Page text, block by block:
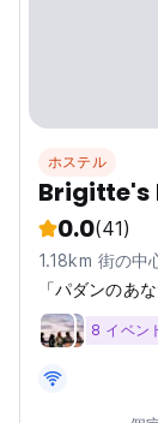
ホステル
Brigitte's
0.0(41)
1.18km 街の中
「パダンのあ
8 イベン